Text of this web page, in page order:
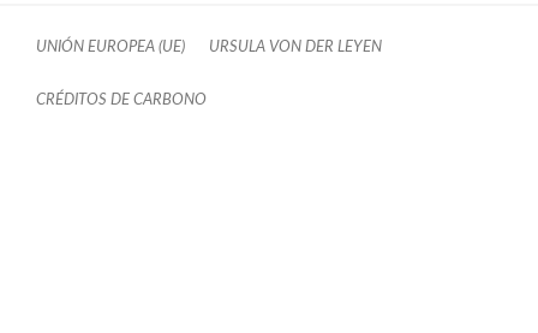
UNIÓN EUROPEA (UE) URSULA VON DER LEYEN
CRÉDITOS DE CARBONO